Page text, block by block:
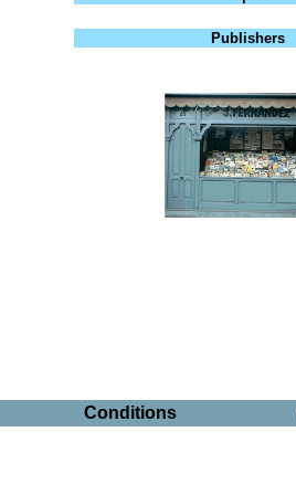
Publishers
Conditions